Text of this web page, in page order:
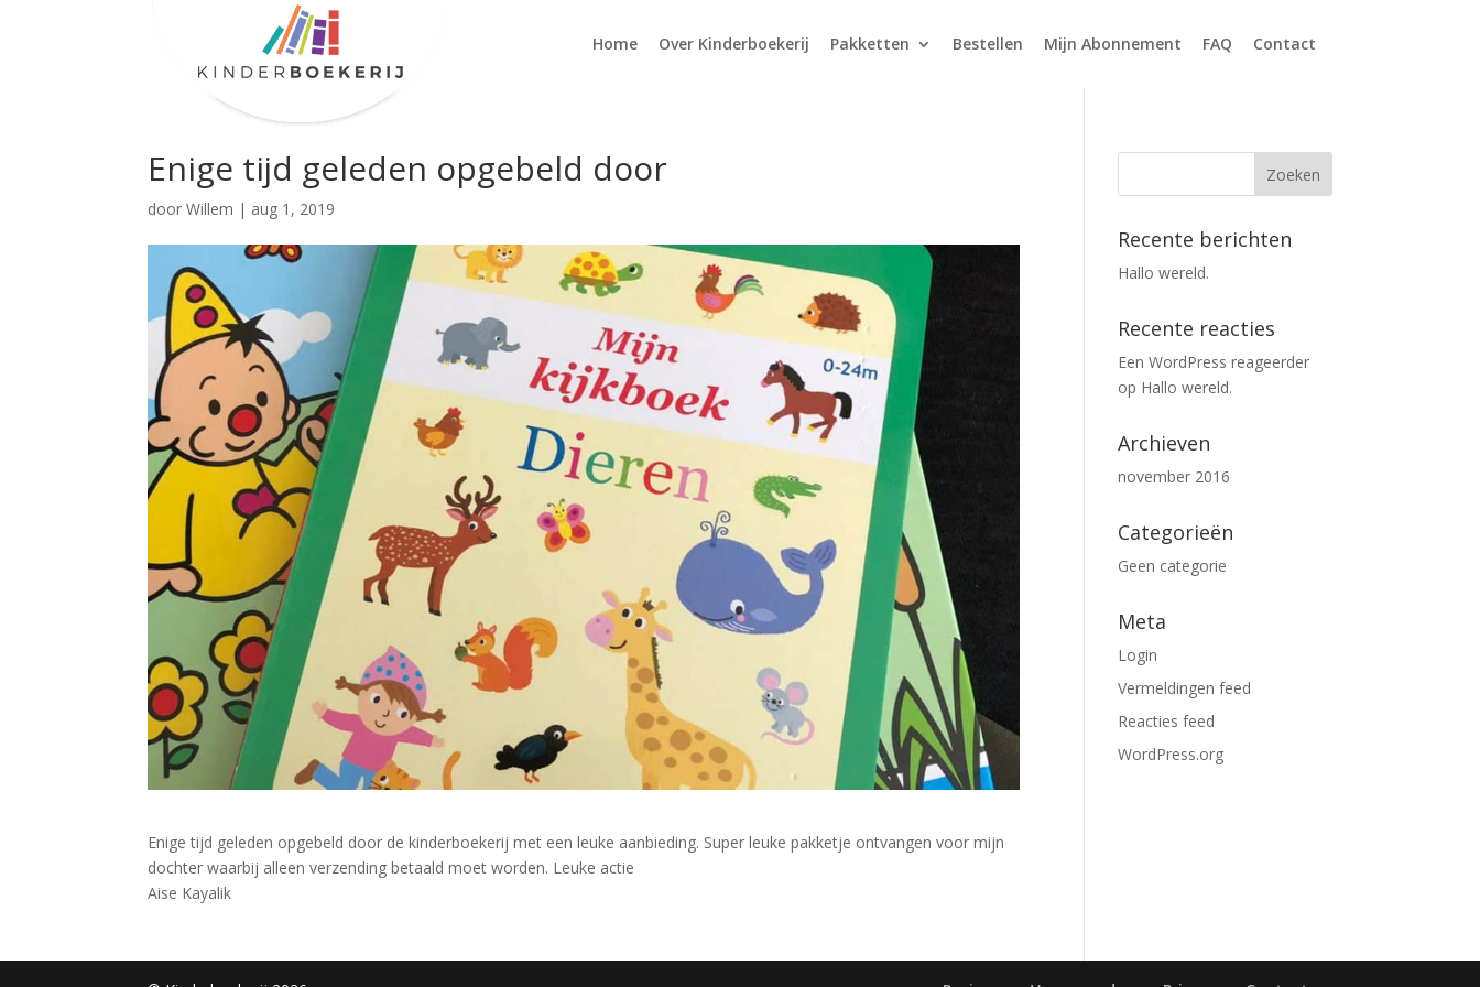
Home Over Kinderboekerij Pakketten Bestellen Mijn Abonnement FAQ Contact
Enige tijd geleden opgebeld door
doorWillem | aug 1, 2019
Enige tijd geleden opgebeld door de kinderboekerij met een leuke aanbieding. Super leuke pakketje ontvangen voor mijn
dochter waarbij alleen verzending betaald moet worden. Leuke actie
Aise Kayalik
Recente berichten
Hallo wereld.
Recente reacties
Een WordPress reageerder
op Hallo wereld.
Archieven
november 2016
Categorieën
Geen categorie
Meta
Login
Vermeldingen feed
Reacties feed
WordPress.org